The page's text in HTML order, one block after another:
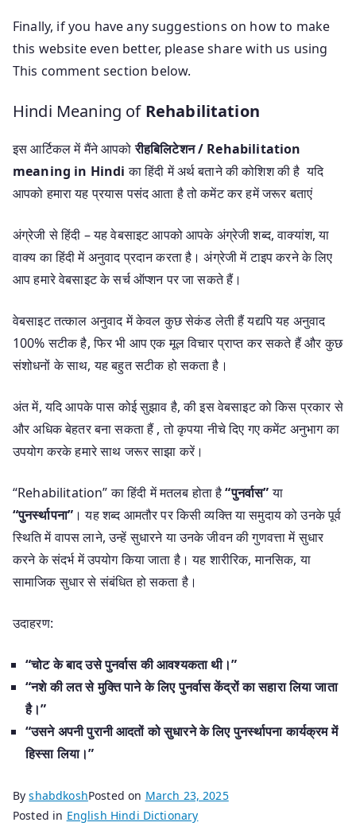
Finally, if you have any suggestions on how to make
this website even better, please share with us using
This comment section below.
Hindi Meaning of Rehabilitation
इस आर्टिकल में मैंने आपकोरीहबिलिटेशन / Rehabilitation
meaning in Hindiका हिंदी में अर्थ बताने की कोशिश की है यदि
आपको हमारा यह प्रयास पसंद आता है तो कमेंट कर हमें जरूर बताएं
अंग्रेजी से हिंदी – यह वेबसाइट आपको आपके अंग्रेजी शब्द, वाक्यांश, या
वाक्य का हिंदी में अनुवाद प्रदान करता है। अंग्रेजी में टाइप करने के लिए
आप हमारे वेबसाइट के सर्च ऑप्शन पर जा सकते हैं।
वेबसाइट तत्काल अनुवाद में केवल कुछ सेकंड लेती हैं यद्यपि यह अनुवाद
100% सटीक है, फिर भी आप एक मूल विचार प्राप्त कर सकते हैं और कुछ
संशोधनों के साथ, यह बहुत सटीक हो सकता है।
अंत में, यदि आपके पास कोई सुझाव है, की इस वेबसाइट को किस प्रकार से
और अधिक बेहतर बना सकता हैं , तो कृपया नीचे दिए गए कमेंट अनुभाग का
उपयोग करके हमारे साथ जरूर साझा करें।
“Rehabilitation” का हिंदी में मतलब होता है“पुनर्वास”या
“पुनर्स्थापना” । यह शब्द आमतौर पर किसी व्यक्ति या समुदाय को उनके पूर्व
स्थिति में वापस लाने, उन्हें सुधारने या उनके जीवन की गुणवत्ता में सुधार
करने के संदर्भ में उपयोग किया जाता है। यह शारीरिक, मानसिक, या
सामाजिक सुधार से संबंधित हो सकता है।
उदाहरण:
“चोट के बाद उसे पुनर्वास की आवश्यकता थी।”
“नशे की लत से मुक्ति पाने के लिए पुनर्वास केंद्रों का सहारा लिया जाता
है।”
“उसने अपनी पुरानी आदतों को सुधारने के लिए पुनर्स्थापना कार्यक्रम में
हिस्सा लिया।”
ByshabdkoshPosted on March 23, 2025
Posted in English Hindi Dictionary